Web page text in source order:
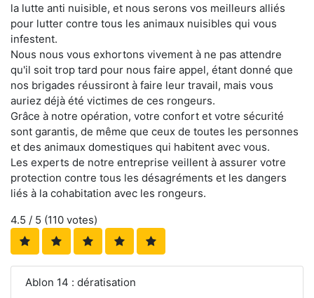
la lutte anti nuisible, et nous serons vos meilleurs alliés
pour lutter contre tous les animaux nuisibles qui vous
infestent.
Nous nous vous exhortons vivement à ne pas attendre
qu'il soit trop tard pour nous faire appel, étant donné que
nos brigades réussiront à faire leur travail, mais vous
auriez déjà été victimes de ces rongeurs.
Grâce à notre opération, votre confort et votre sécurité
sont garantis, de même que ceux de toutes les personnes
et des animaux domestiques qui habitent avec vous.
Les experts de notre entreprise veillent à assurer votre
protection contre tous les désagréments et les dangers
liés à la cohabitation avec les rongeurs.
4.5 / 5 (110 votes)
Ablon 14 : dératisation